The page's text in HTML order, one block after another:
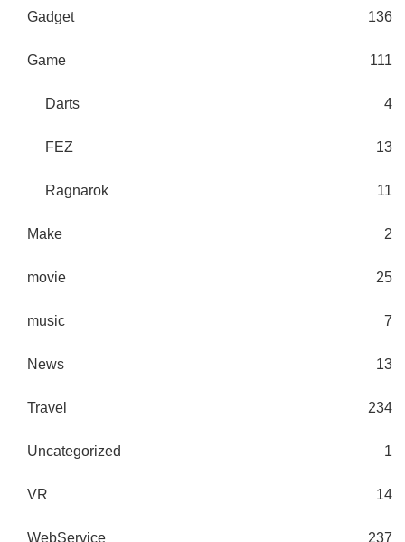
Gadget 136
Game 111
Darts 4
FEZ 13
Ragnarok 11
Make 2
movie 25
music 7
News 13
Travel 234
Uncategorized 1
VR 14
WebService 237